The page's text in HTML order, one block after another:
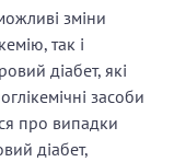
зміни
так і
діабет, які
засоби
про випадки
діабет,